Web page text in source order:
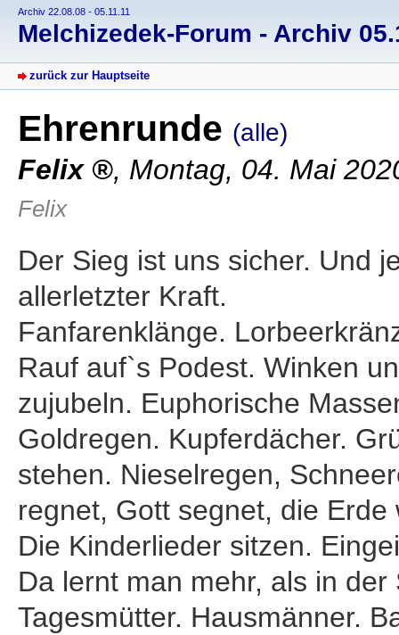
Archiv 22.08.08 - 05.11.11
Melchizedek-Forum - Archiv
zurück zur Hauptseite
Ehrenrunde (alle)
Felix , Montag, 04. Mai
Felix
Der Sieg ist uns sicher. Und
allerletzter Kraft.
Fanfarenklänge.
Rauf auf`s Podest. Winken
zujubeln. Euphorische
Goldregen. Kupferdächer.
stehen. Nieselregen,
regnet, Gott segnet, die Erde
Die Kinderlieder sitzen.
Da lernt man mehr, als in der
Tagesmütter. Hausmänner.